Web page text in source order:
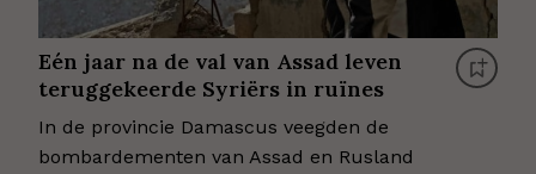
Eén jaar na de val van Assad leven
teruggekeerde Syriërs in ruïnes
In de provincie Damascus veegden de
bombardementen van Assad en Rusland